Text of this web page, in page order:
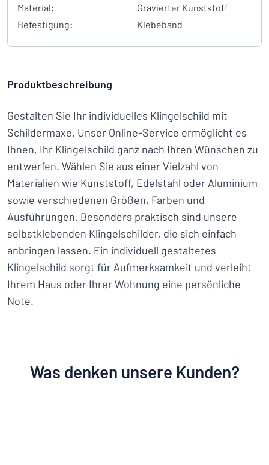
Material:
Gravierter Kunststoff
Befestigung:
Klebeband
Produktbeschreibung
Gestalten Sie Ihr individuelles Klingelschild mit
Schildermaxe. Unser Online-Service ermöglicht es
Ihnen, Ihr Klingelschild ganz nach Ihren Wünschen zu
entwerfen. Wählen Sie aus einer Vielzahl von
Materialien wie Kunststoff, Edelstahl oder Aluminium
sowie verschiedenen Größen, Farben und
Ausführungen. Besonders praktisch sind unsere
selbstklebenden Klingelschilder, die sich einfach
anbringen lassen. Ein individuell gestaltetes
Klingelschild sorgt für Aufmerksamkeit und verleiht
Ihrem Haus oder Ihrer Wohnung eine persönliche
Note.
Was denken unsere Kunden?